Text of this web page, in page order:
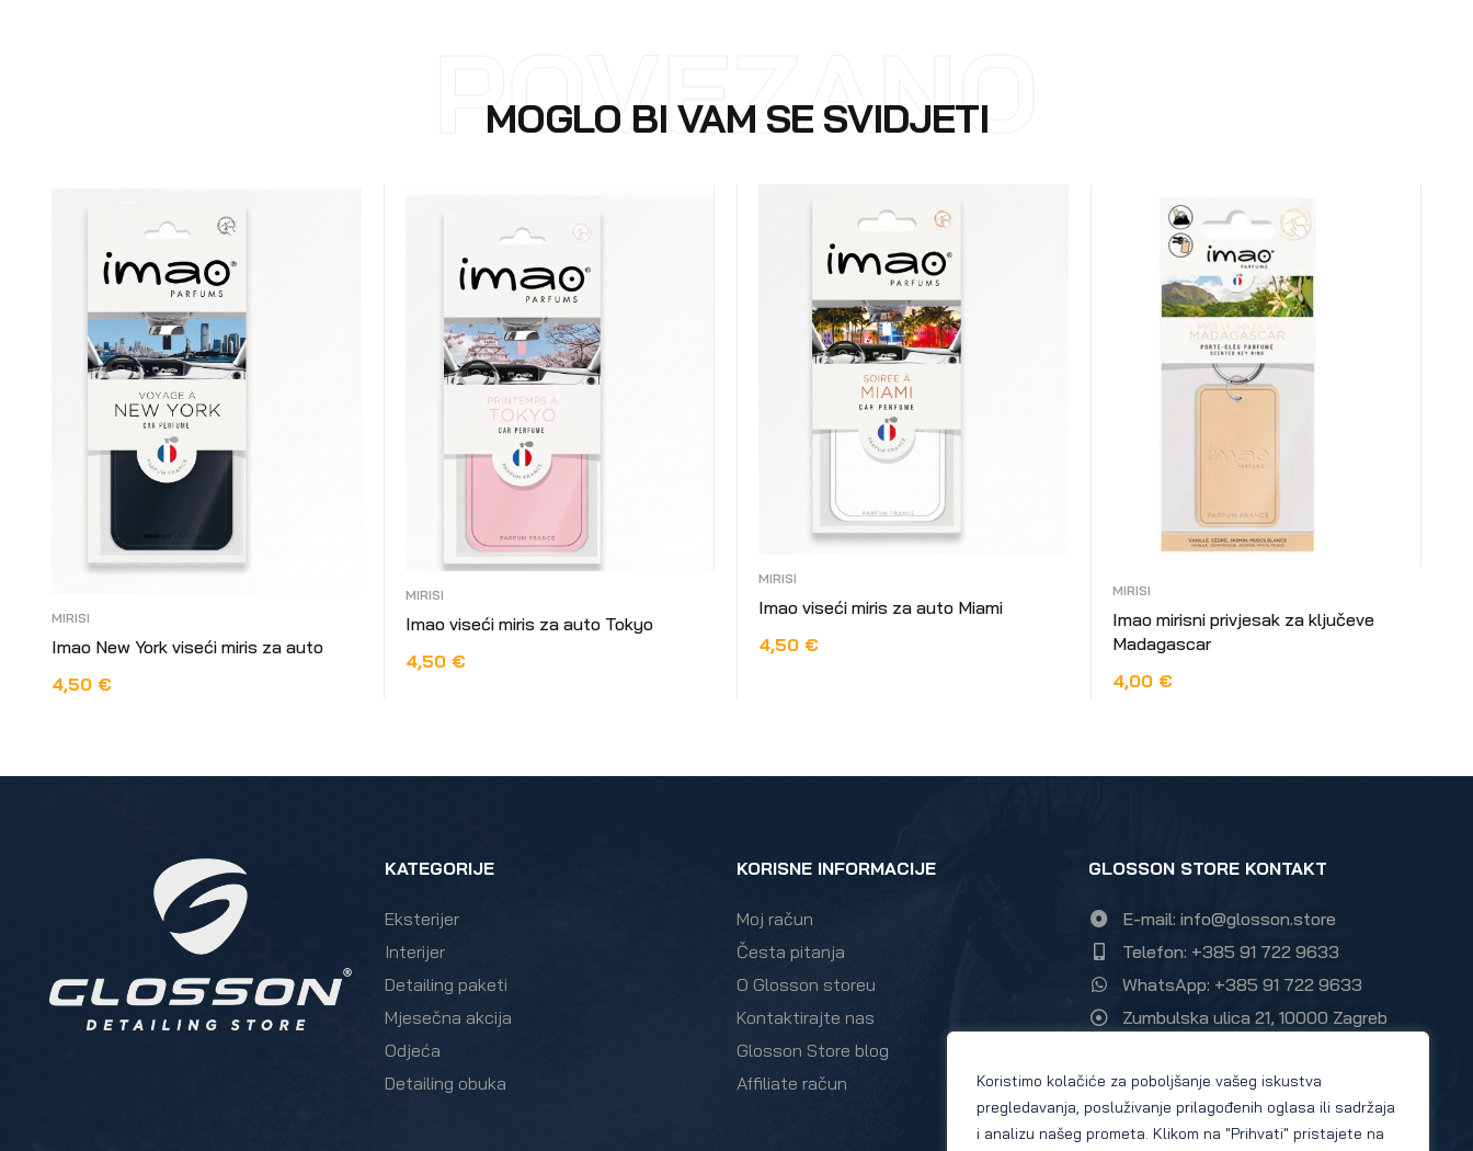
Koristimo kolačiće za poboljšanje vašeg iskustva
pregledavanja, posluživanje prilagođenih oglasa ili sadržaja
i analizu našeg prometa. Klikom na "Prihvati" pristajete na
MOGLO BI VAM SE SVIDJETI
POVEZANO
MIRISI
Imao New York viseći miris za auto
4,50 €
MIRISI
Imao viseći miris za auto Tokyo
4,50 €
MIRISI
Imao viseći miris za auto Miami
4,50 €
MIRISI
Imao mirisni privjesak za ključeve
Madagascar
4,00 €
KATEGORIJE
Eksterijer
Interijer
Detailing paketi
Mjesečna akcija
Odjeća
Detailing obuka
KORISNE INFORMACIJE
Moj račun
Česta pitanja
O Glosson storeu
Kontaktirajte nas
Glosson Store blog
Affiliate račun
GLOSSON STORE KONTAKT
E-mail: info@glosson.store
Telefon: +385 91 722 9633
WhatsApp: +385 91 722 9633
Zumbulska ulica 21, 10000 Zagreb
Facebook Glosson store